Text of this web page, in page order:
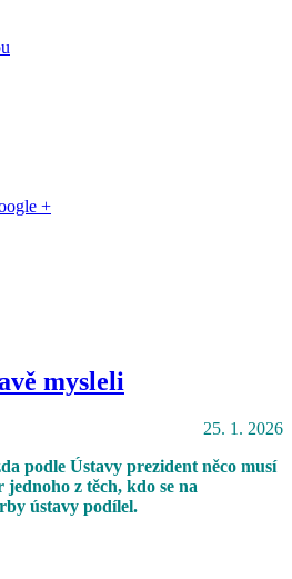
mysleli
25. 1. 2026
podle Ústavy prezident něco musí
z těch, kdo se na
ústavy podílel.